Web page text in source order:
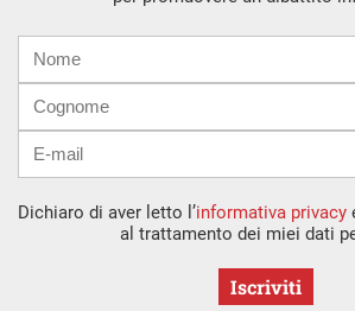
mail
Dichiaro di aver letto l’informativa privacy
al trattamento dei miei dati
Iscriviti